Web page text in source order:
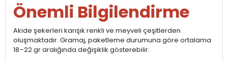
Önemli Bilgilendirme
Akide şekerleri karışık renkli ve meyveli çeşitlerden
oluşmaktadır. Gramaj, paketleme durumuna göre ortalama
18–22 gr aralığında değişiklik gösterebilir.